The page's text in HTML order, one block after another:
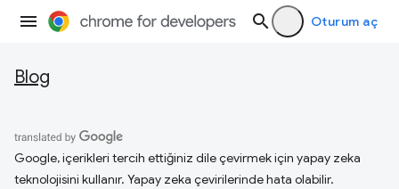
Oturum aç
Blog
Google, içerikleri tercih ettiğiniz dile çevirmek için yapay zeka
teknolojisini kullanır. Yapay zeka çevirilerinde hata olabilir.